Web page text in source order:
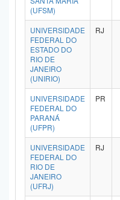
(UFSM)
UNIVERSIDADE
FEDERAL DO
ESTADO DO
RIO DE
JANEIRO
(UNIRIO)
RJ
UNIVERSIDADE
FEDERAL DO
PARANÁ
(UFPR)
PR
UNIVERSIDADE
FEDERAL DO
RIO DE
JANEIRO
(UFRJ)
RJ